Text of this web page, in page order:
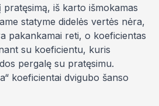
iš karto išmokamas
statyme didelės vertės nėra,
pakankamai reti, o koeficientas
su koeficientu, kuris
pergalę su pratęsimu.
koeficientai dvigubo šanso